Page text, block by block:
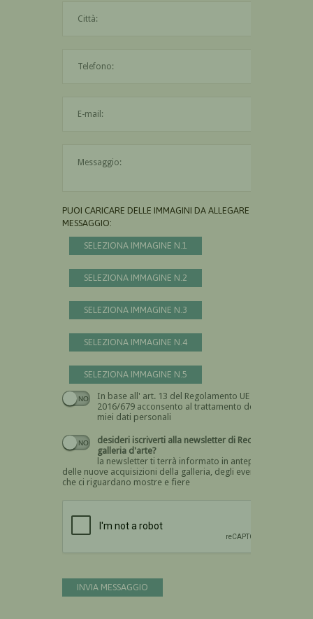
PUOI CARICARE DELLE IMMAGINI DA ALLEGARE AL
MESSAGGIO:
SELEZIONA IMMAGINE N.1
SELEZIONA IMMAGINE N.2
SELEZIONA IMMAGINE N.3
SELEZIONA IMMAGINE N.4
SELEZIONA IMMAGINE N.5
In base all' art. 13 del Regolamento UE n.
2016/679 acconsento al trattamento dei
miei dati personali
Devi dare il consenso
desideri iscriverti alla newsletter di Recta
galleria d'arte?
la newsletter ti terrà informato in anteprima
delle nuove acquisizioni della galleria, degli eventi
che ci riguardano mostre e fiere
INVIA MESSAGGIO